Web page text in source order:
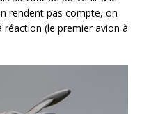
rendent pas compte, on
réaction (le premier avion à